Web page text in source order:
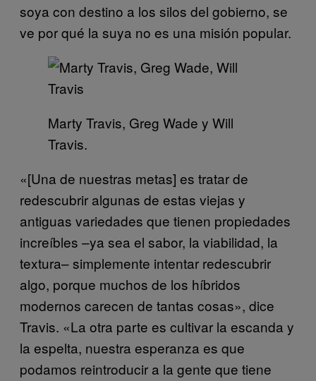
soya con destino a los silos del gobierno, se
ve por qué la suya no es una misión popular.
Marty Travis, Greg Wade y Will
Travis.
«[Una de nuestras metas] es tratar de
redescubrir algunas de estas viejas y
antiguas variedades que tienen propiedades
increíbles –ya sea el sabor, la viabilidad, la
textura– simplemente intentar redescubrir
algo, porque muchos de los híbridos
modernos carecen de tantas cosas», dice
Travis. «La otra parte es cultivar la escanda y
la espelta, nuestra esperanza es que
podamos reintroducir a la gente que tiene